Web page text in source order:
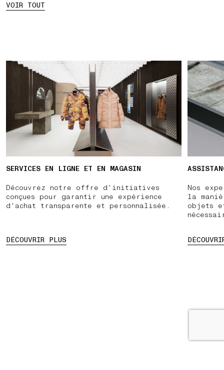
VOIR TOUT
SERVICES EN LIGNE ET EN MAGASIN
Découvrez notre offre d'initiatives
conçues pour garantir une expérience
d'achat transparente et personnalisée.
DÉCOUVRIR PLUS
Nos
la
objets